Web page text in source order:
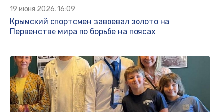
19 июня 2026, 16:09
Крымский спортсмен завоевал золото на
Первенстве мира по борьбе на поясах